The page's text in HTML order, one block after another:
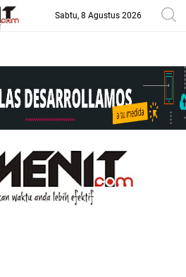
Sabtu, 8 Agustus 2026